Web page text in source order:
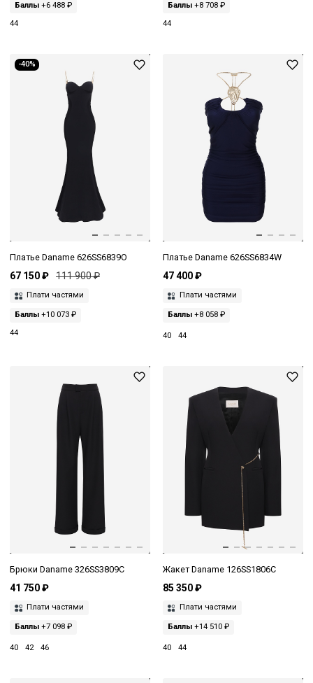
Баллы +6 488 ₽
44
Баллы+8 708 ₽
44
-40%
Платье Daname 626SS6839O
67 150 ₽ 111 900 ₽
Плати частями
Баллы +10 073 ₽
44
Платье Daname 626SS6834W
47 400 ₽
Плати частями
Баллы+8 058 ₽
40 44
Брюки Daname 326SS3809C
41 750 ₽
Плати частями
Баллы +7 098 ₽
40 42 46
Жакет Daname 126SS1806C
85 350 ₽
Плати частями
Баллы+14 510 ₽
40 44